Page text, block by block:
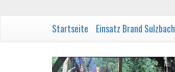
Startseite Einsatz Brand Sulzbach